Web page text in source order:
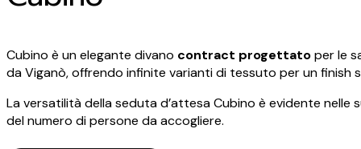
Cubino è un elegante divano contract progettatoper le
da Viganò, offrendo infinite varianti di tessuto per un finish
La versatilità della seduta d’attesa Cubino è evidente nelle
del numero di persone da accogliere.